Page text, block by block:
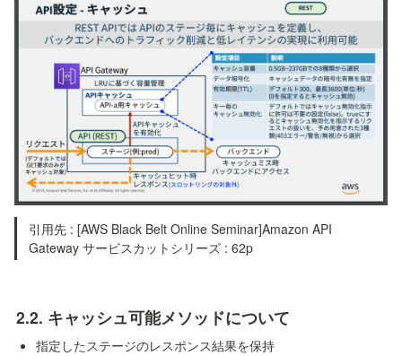
引用先 : [AWS Black Belt Online Seminar]Amazon API
Gateway サービスカットシリーズ : 62p
2.2. キャッシュ可能メソッドについて
指定したステージのレスポンス結果を保持